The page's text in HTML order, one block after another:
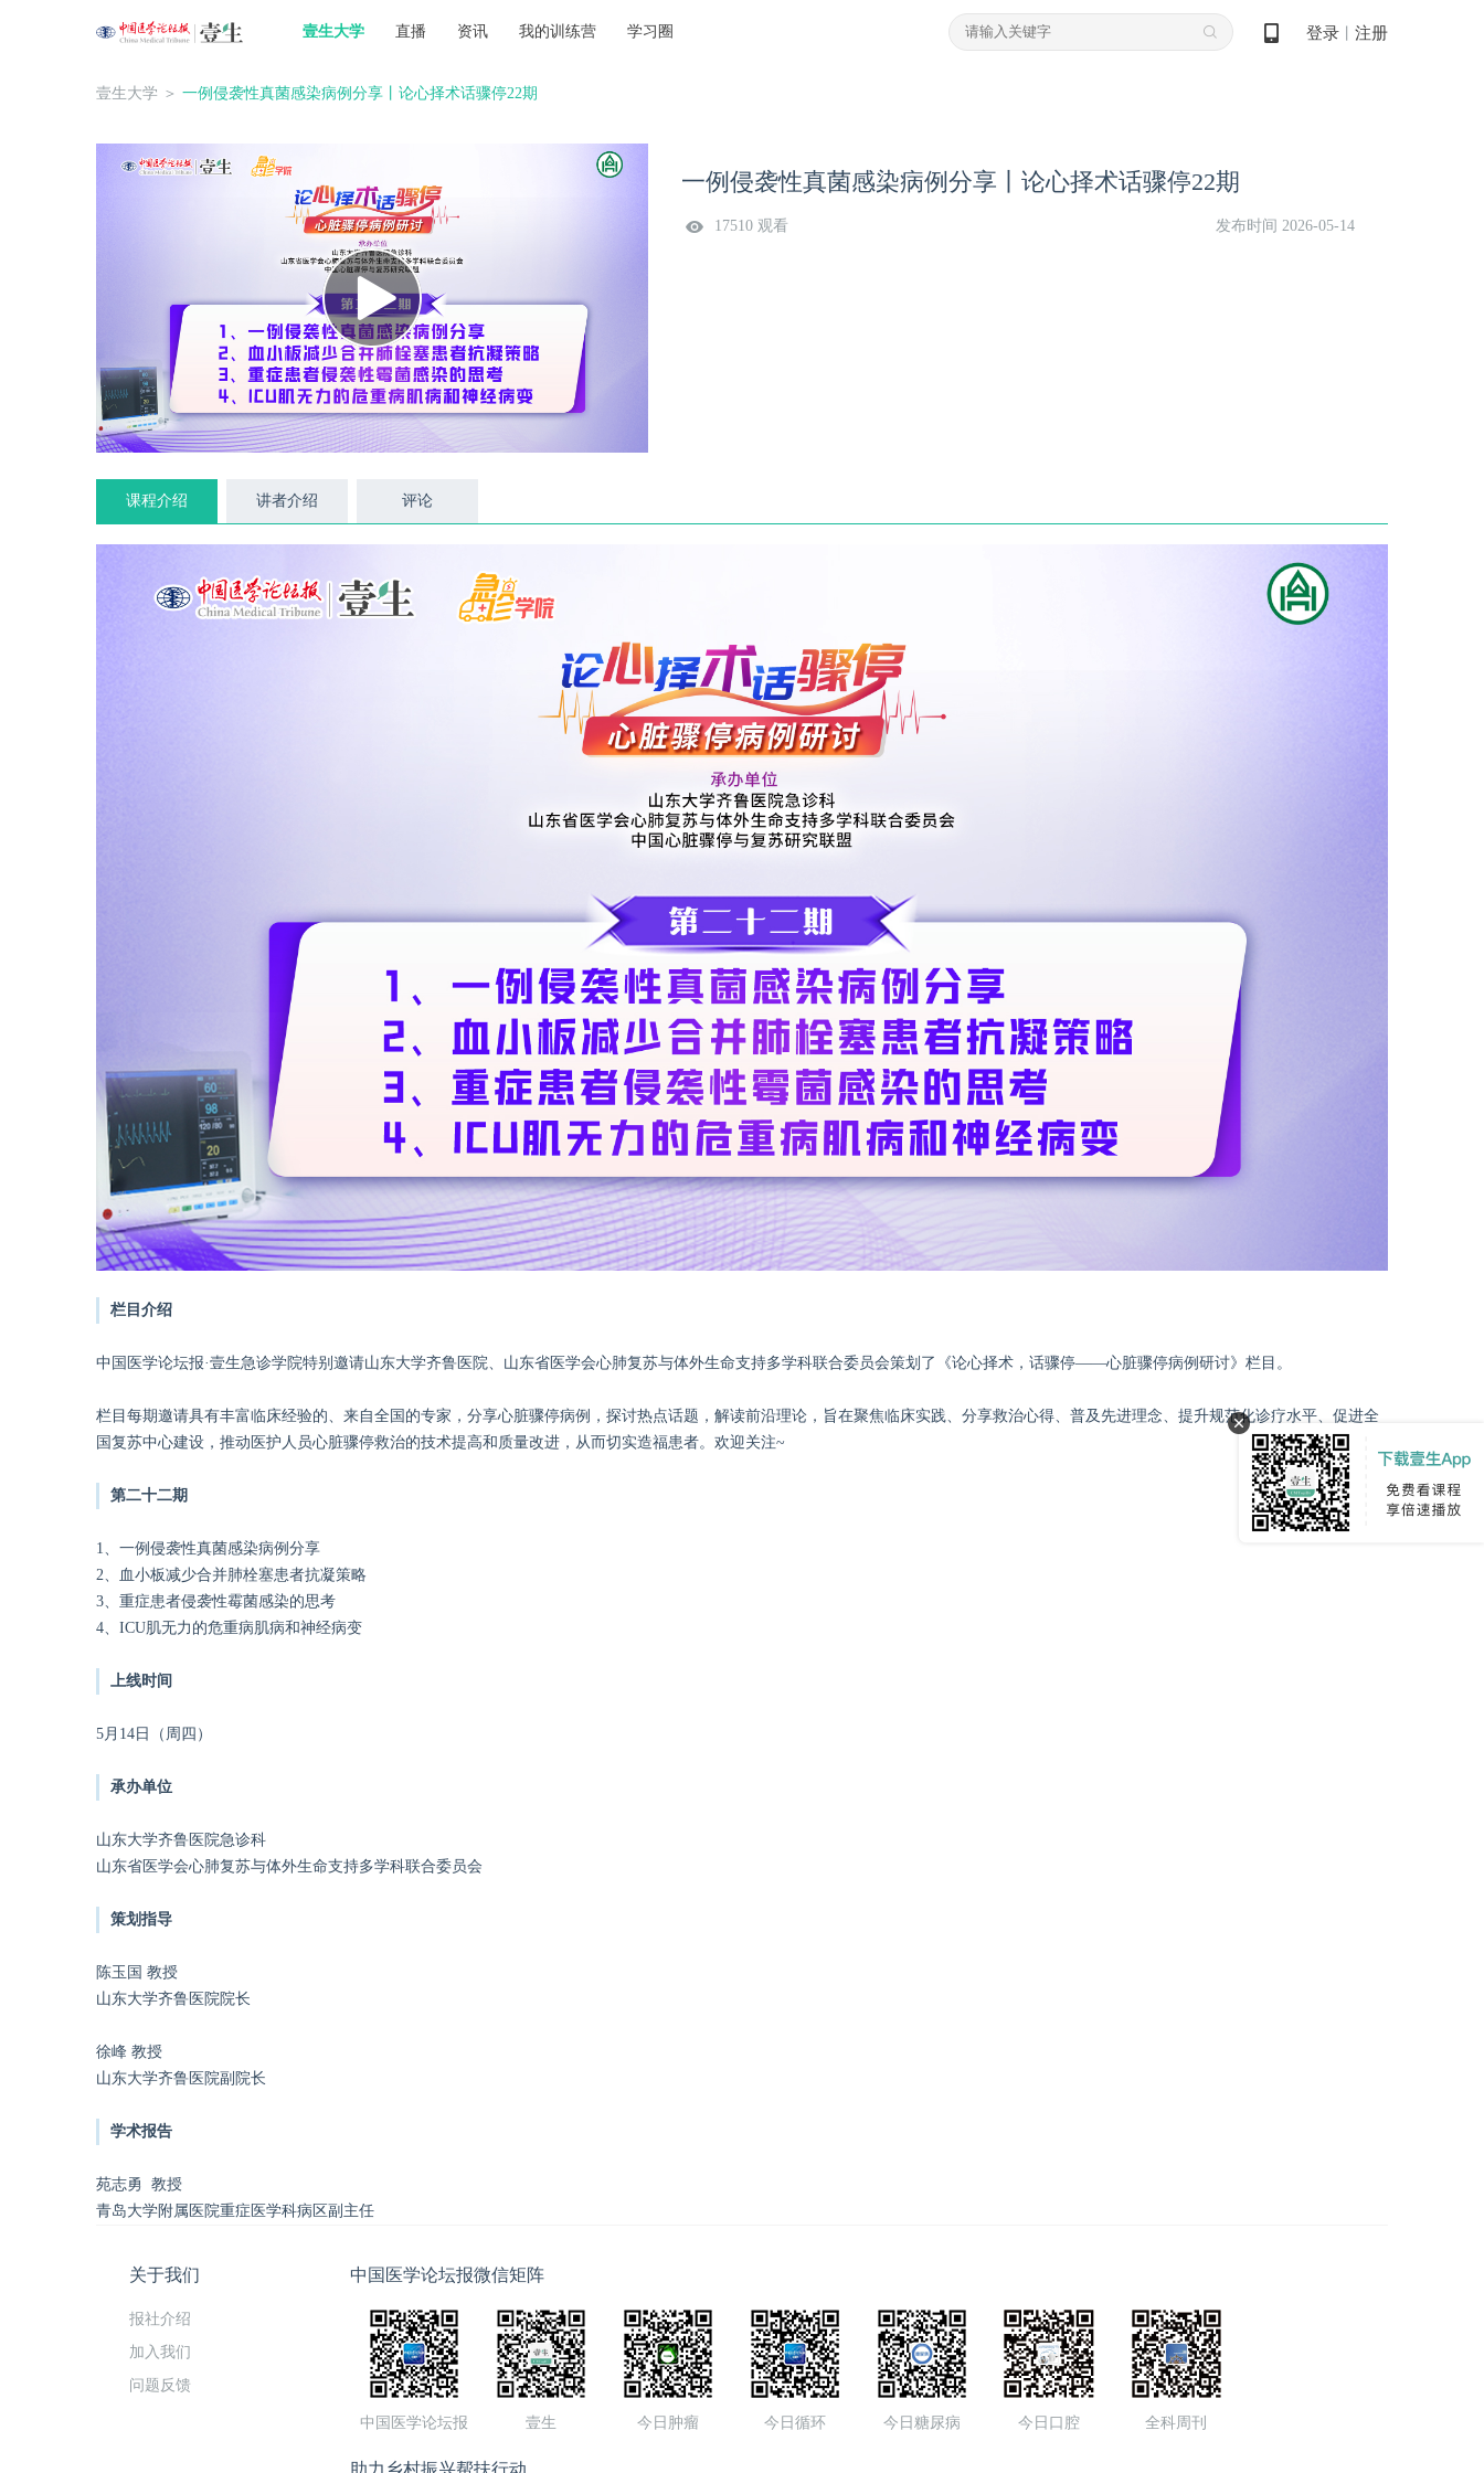
壹生大学 直播 资讯 我的训练营 学习圈 登录 注册
壹生大学 ＞ 一例侵袭性真菌感染病例分享丨论心择术话骤停22期
一例侵袭性真菌感染病例分享丨论心择术话骤停22期
17510 观看 发布时间 2026-05-14
课程介绍 讲者介绍 评论
栏目介绍
中国医学论坛报·壹生急诊学院特别邀请山东大学齐鲁医院、山东省医学会心肺复苏与体外生命支持多学科联合委员会策划了《论心择术，话骤停——心脏骤停病例研讨》栏目。
栏目每期邀请具有丰富临床经验的、来自全国的专家，分享心脏骤停病例，探讨热点话题，解读前沿理论，旨在聚焦临床实践、分享救治心得、普及先进理念、提升规范化诊疗水平、促进全
国复苏中心建设，推动医护人员心脏骤停救治的技术提高和质量改进，从而切实造福患者。欢迎关注~
第二十二期
1、一例侵袭性真菌感染病例分享
2、血小板减少合并肺栓塞患者抗凝策略
3、重症患者侵袭性霉菌感染的思考
4、ICU肌无力的危重病肌病和神经病变
上线时间
5月14日（周四）
承办单位
山东大学齐鲁医院急诊科
山东省医学会心肺复苏与体外生命支持多学科联合委员会
策划指导
陈玉国 教授
山东大学齐鲁医院院长
徐峰 教授
山东大学齐鲁医院副院长
学术报告
苑志勇 教授
青岛大学附属医院重症医学科病区副主任
关于我们
报社介绍
加入我们
问题反馈
中国医学论坛报微信矩阵
中国医学论坛报 壹生 今日肿瘤 今日循环 今日糖尿病 今日口腔 全科周刊